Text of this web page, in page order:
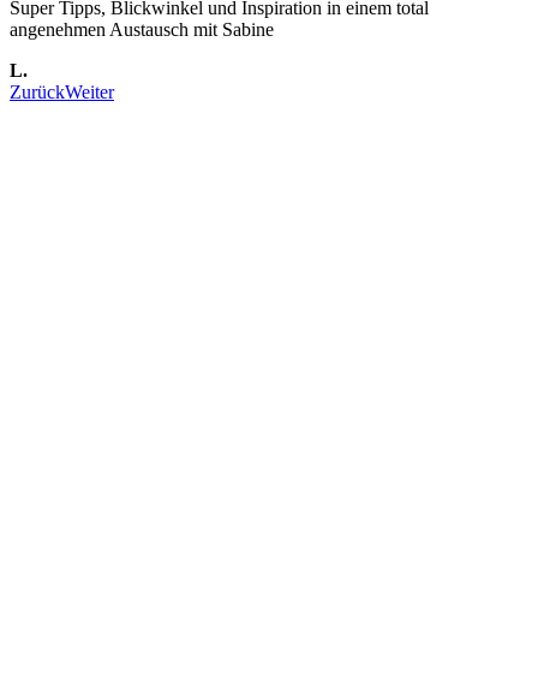
Super Tipps, Blickwinkel und Inspiration in einem total
angenehmen Austausch mit Sabine
L.
ZurückWeiter